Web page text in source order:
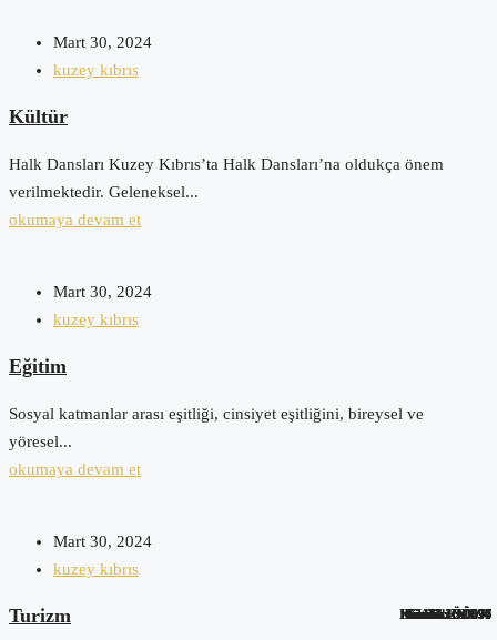
Kimlik: SD097
Kimlik: ÖÖ079
Kimlik: SD096
Kimlik: EA0096
Kimlik: ÖÖ077
Kimlik: ÖÖ076
Kimlik: EE0534
Kimlik: ÖÖ074
Kimlik: İE97
Mart 30, 2024
kuzey kıbrıs
Kültür
Halk Dansları Kuzey Kıbrıs’ta Halk Dansları’na oldukça önem
verilmektedir. Geleneksel...
okumaya devam et
Mart 30, 2024
kuzey kıbrıs
Eğitim
Sosyal katmanlar arası eşitliği, cinsiyet eşitliğini, bireysel ve
yöresel...
okumaya devam et
Mart 30, 2024
kuzey kıbrıs
Turizm